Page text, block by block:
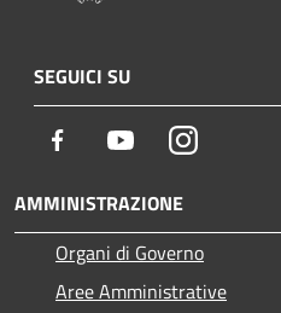
SEGUICI SU
Facebook YoutubeInstagram
AMMINISTRAZIONE
Organi di Governo
Aree Amministrative